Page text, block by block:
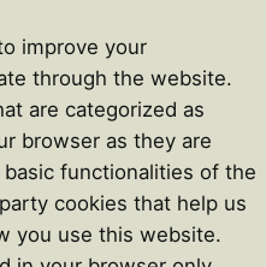
improve your
through the website.
are categorized as
browser as they are
functionalities of the
cookies that help us
you use this website.